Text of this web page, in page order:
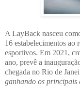
A LayBack nasceu
16 estabelecimentos ao
esportivos. Em 2021,
ano, prevê a
chegada no Rio de
ganhando os principais